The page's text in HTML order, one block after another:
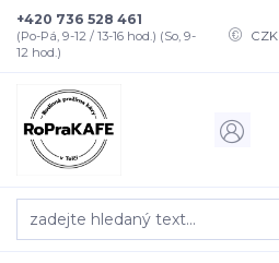
CZK
+420 736 528 461
(Po-Pá, 9-12 / 13-16 hod.) (So, 9-
12 hod.)